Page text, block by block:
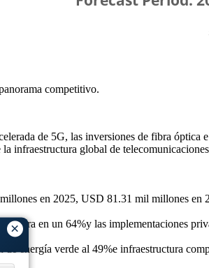
×
competitivo.
de 5G, las inversiones de fibra óptica
infraestructura global de
en 2025, USD 81.31 mil millones en
fibra en un 64%y las implementaciones
energía verde al 49%e infraestructura